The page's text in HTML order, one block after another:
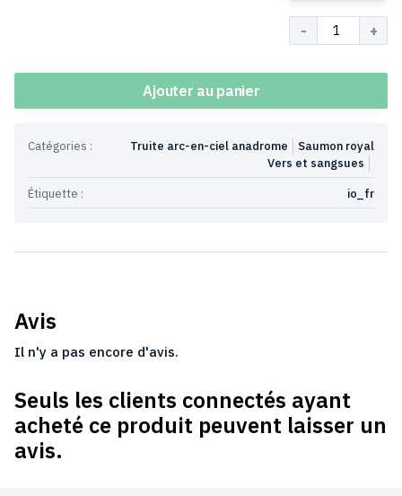
Ajouter au panier
Catégories : Saumon royal
Truite arc-en-ciel anadrome
Vers et sangsues
Étiquette :
io_fr
Avis
Il n'y a pas encore d'avis.
Seuls les clients connectés ayant
acheté ce produit peuvent laisser un
avis.